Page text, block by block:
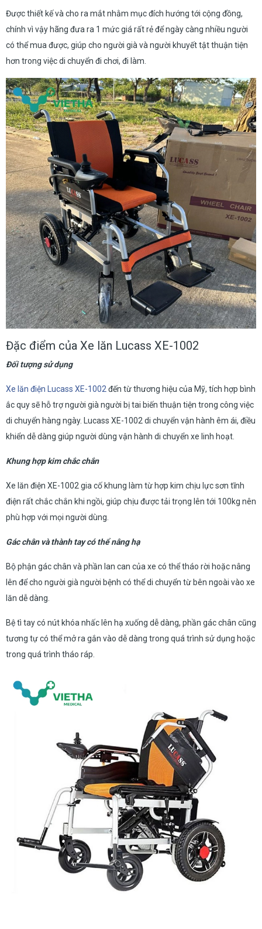
Được thiết kế và cho ra mắt nhằm mục đích hướng tới cộng đồng,
chính vì vậy hãng đưa ra 1 mức giá rất rẻ để ngày càng nhiều người
có thể mua được, giúp cho người già và người khuyết tật thuận tiện
hơn trong việc di chuyển đi chơi, đi làm.
Đặc điểm của Xe lăn Lucass XE-1002
Đối tượng sử dụng
Xe lăn điện Lucass XE-1002đến từ thương hiệu của Mỹ, tích hợp bình
ắc quy sẽ hỗ trợ người già người bị tai biến thuận tiện trong công việc
di chuyển hàng ngày. Lucass XE-1002 di chuyển vận hành êm ái, điều
khiển dễ dàng giúp người dùng vận hành di chuyển xe linh hoạt.
Khung hợp kim chắc chắn
Xe lăn điện XE-1002 gia cố khung làm từ hợp kim chịu lực sơn tĩnh
điện rất chắc chắn khi ngồi, giúp chịu được tải trọng lên tới 100kg nên
phù hợp với mọi người dùng.
Gác chân và thành tay có thể nâng hạ
Bộ phận gác chân và phần lan can của xe có thể tháo rời hoặc nâng
lên để cho người già người bệnh có thể di chuyển từ bên ngoài vào xe
lăn dễ dàng.
Bệ tì tay có nút khóa nhấc lên hạ xuống dễ dàng, phần gác chân cũng
tương tự có thể mở ra gắn vào dễ dàng trong quá trình sử dụng hoặc
trong quá trình tháo ráp.